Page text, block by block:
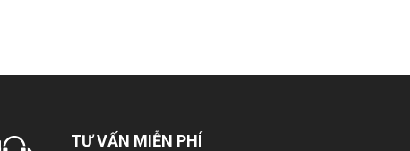
TƯ VẤN MIỄN PHÍ